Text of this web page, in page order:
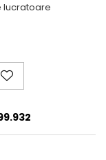
lucratoare